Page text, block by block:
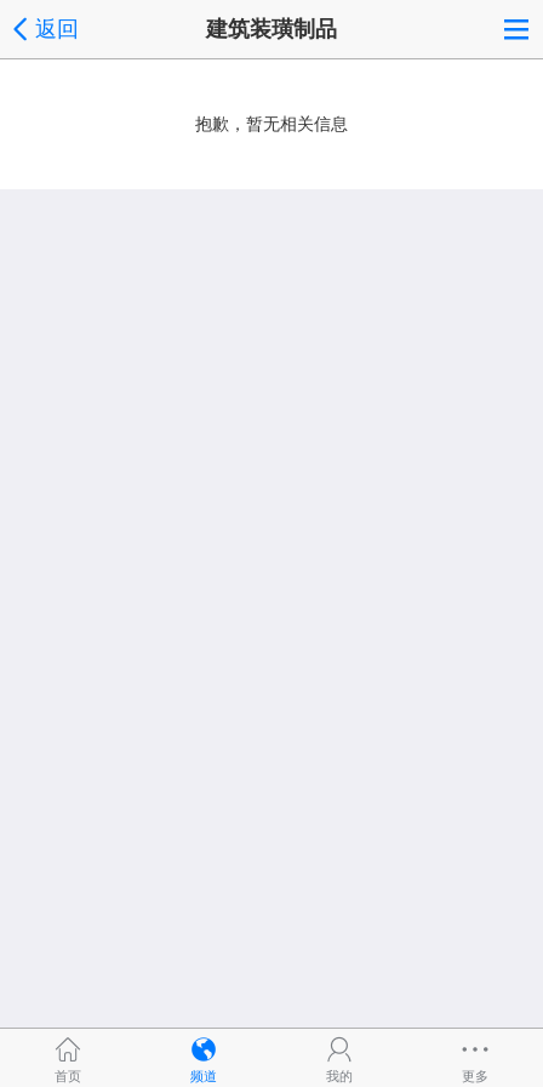
返回 建筑装璜制品
抱歉，暂无相关信息
首页 频道 我的 更多